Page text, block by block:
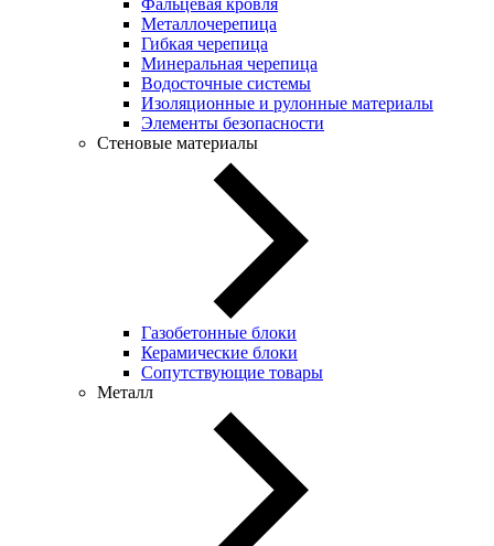
Металлочерепица
Гибкая черепица
Минеральная черепица
Водосточные системы
Изоляционные и рулонные материалы
Элементы безопасности
Стеновые материалы
Газобетонные блоки
Керамические блоки
Сопутствующие товары
Металл